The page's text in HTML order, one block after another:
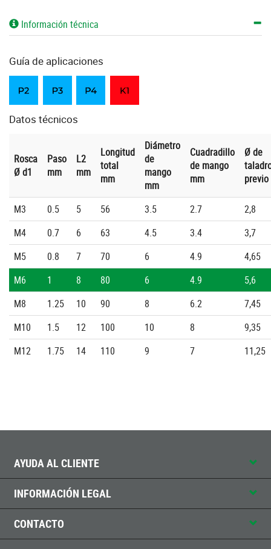
Información técnica
Guía de aplicaciones
Datos técnicos
Rosca
Ø d1
Paso
mm
L2
mm
Longitud
total
mm
Diámetro
de
mango
mm
Cuadradillo
de mango
mm
Ø de
previo
M3 0.5 5 56 3.5 2.7
2,8
M4
0.7 6 63 4.5 3.4
3,7
M5
0.8 7 70 6 4.9
4,65
M6
1 8 80 6 4.9
5,6
M8
1.25 10 90 8 6.2
7,45
M10
1.5 12 100 10 8
9,35
M12
1.75 14 110 9 7 11,25
AYUDA AL CLIENTE
INFORMACIÓN LEGAL
CONTACTO